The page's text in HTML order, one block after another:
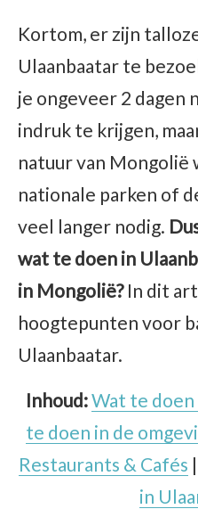
Kortom, er zijn
Ulaanbaatar te
je ongeveer 2 dagen
indruk te krijgen,
natuur van Mongolië
nationale parken of
veel langer nodig.
wat te doen in
in Mongolië?In dit
hoogtepunten voor
Ulaanbaatar.
Inhoud:Wat te doen
te doen in de
Restaurants & Cafés |
in